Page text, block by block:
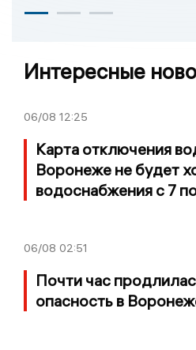
Интересные
06/08 12:25
Карта отключения
Воронеже не будет
водоснабжения с 7
06/08 02:51
Почти час
опасность в